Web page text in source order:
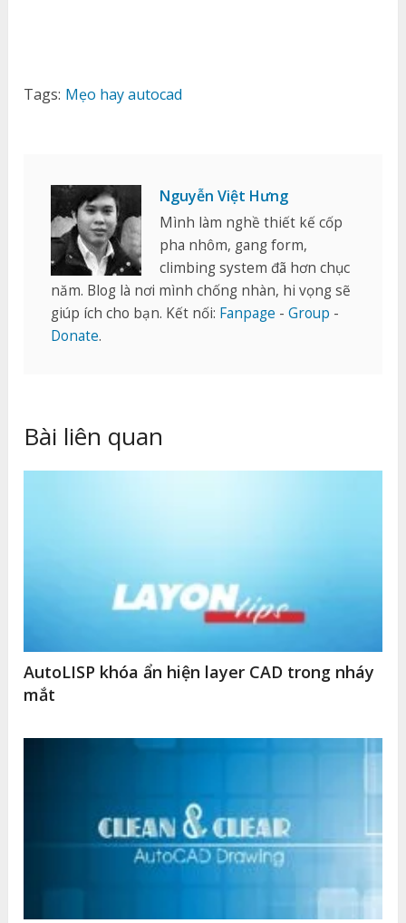
Tags: Mẹo hay autocad
Nguyễn Việt Hưng
Mình làm nghề thiết kế cốp
pha nhôm, gang form,
climbing system đã hơn chục
năm. Blog là nơi mình chống nhàn, hi vọng sẽ
giúp ích cho bạn. Kết nối: Fanpage -Group -
Donate.
Bài liên quan
AutoLISP khóa ẩn hiện layer CAD trong nháy
mắt